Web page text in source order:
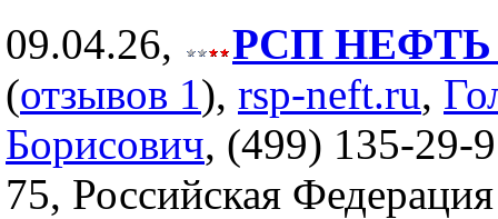
09.04.26,
РСП НЕФТЬ
(отзывов 1), rsp-neft.ru,
Борисович, (499) 135-29-
75, Российская Федерация